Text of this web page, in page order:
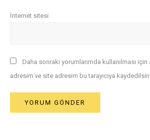
İnternet sitesi
Daha sonraki yorumlarımda kullanılması için
adresim ve site adresim bu tarayıcıya kaydedilsin.